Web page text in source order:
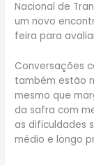
Nacional de
um novo
feira para
Conversações
também estão
mesmo que
da safra com
as dificuldades
médio e longo